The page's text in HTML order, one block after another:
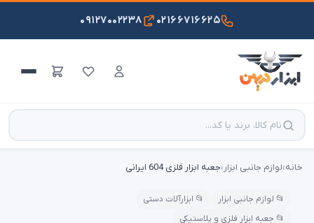
۰۲۱۶۶۷۱۶۶۲۵ ۰۹۱۲۷۰۰۲۲۳۸
خانه›لوازم جانبی ابزار›جعبه ابزار فلزی 604 ایرانی
📂 لوازم جانبی ابزار
📂 ابزارآلات دستی
📂 جعبه ابزار فلزی و پلاستیکی